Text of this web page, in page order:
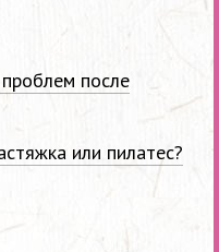
после
или пилатес?